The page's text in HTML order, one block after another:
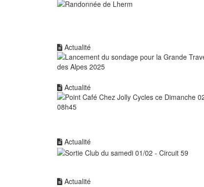
Actualité
Actualité
Actualité
Actualité